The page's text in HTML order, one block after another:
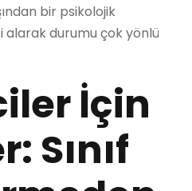
bir psikolojik
alarak durumu çok yönlü
İçin
Sınıf